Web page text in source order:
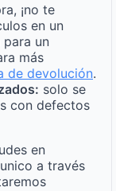
¡no te
en un
para un
más
de devolución.
solo se
con defectos
en
a través